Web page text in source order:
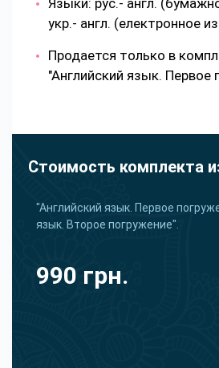
Языки: рус.- англ.
укр.- англ. (електронное
Продается только в
"Английский язык. Первое
Стоимость комплекта
"Английский язык. Первое
язык. Второе погружение".
990 грн.